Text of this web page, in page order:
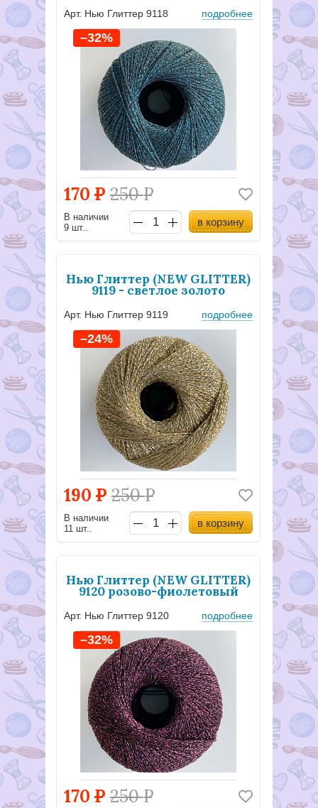
Арт. Нью Глиттер 9118 подробнее
170 Р 250Р
–32%
В наличии
9 шт..
в корзину
Нью Глиттер (NEW GLITTER)
9119 - светлое золото
Арт. Нью Глиттер 9119 подробнее
190 Р 250Р
–24%
В наличии
11 шт..
в корзину
Нью Глиттер (NEW GLITTER)
9120 розово-фиолетовый
Арт. Нью Глиттер 9120 подробнее
170 Р 250Р
–32%